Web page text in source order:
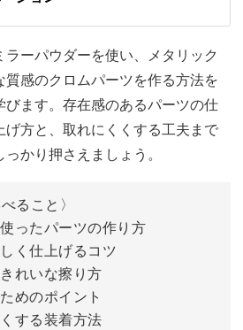
きや、はみ出してしまった場合の
ーパウダーを使ったアレンジバー
て
ジェルをのせる 03:31
流し込む 08:05
を削る 16:43
する
をする
ラーパウダーを使い、メタリック
質感のクロムパーツを作る方法を
びます。存在感のあるパーツの仕
げ方と、取れにくくする工夫まで
っかり押さえましょう。
ること〉
ったパーツの作り方
く仕上げるコツ
れいな擦り方
めのポイント
する装着方法